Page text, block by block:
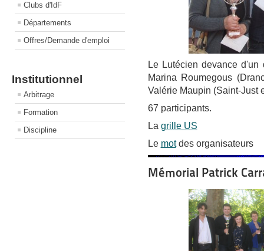
Clubs d'IdF
Départements
Offres/Demande d'emploi
Institutionnel
Arbitrage
Formation
Discipline
Le Lutécien devance
Marina Roumegous
Valérie Maupin (Saint-Just
67 participants.
La grille US
Le motdes organisateurs
Mémorial Patrick